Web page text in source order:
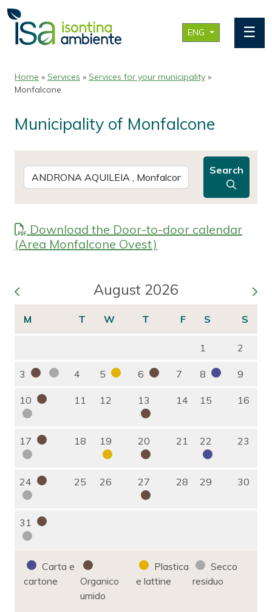
ENG ☰
Home » Services » Services for your municipality »
Monfalcone
Municipality of Monfalcone
Search
Download the Door-to-door calendar
(Area Monfalcone Ovest)
August 2026
1 2
3 4 5 6 7 8 9
10 11 12 13 14 15 16
17 18 19 20 21 22 23
24 25 26 27 28 29 30
31
Carta e
cartone
Organico
umido
Plastica
e lattine
Secco
residuo